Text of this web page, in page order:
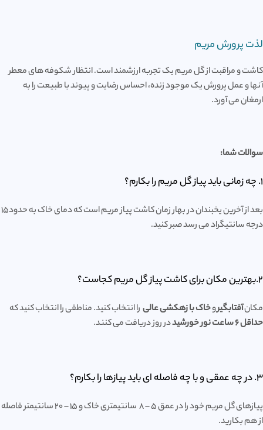
لذت پرورش مریم
کاشت و مراقبت از گل مریم یک تجربه ارزشمند است. انتظار شکوفه های معطر
آنها و عمل پرورش یک موجود زنده، احساس رضایت و پیوند با طبیعت را به
ارمغان می آورد.
سوالات شما:
1. چه زمانی باید پیاز گل مریم را بکارم؟
بعد از آخرین یخبندان در بهار زمان کاشت پیاز مریم است که دمای خاک به حدود15
درجه سانتیگراد می رسد صبر کنید.
2.بهترین مکان برای کاشت پیاز گل مریم کجاست؟
مکانآفتابگیروخاک با زهکشی عالی را انتخاب کنید. مناطقی را انتخاب کنید که
حداقل 6 ساعت نور خورشید
در روز دریافت می کنند.
3. در چه عمقی و با چه فاصله ای باید پیازها را بکارم؟
پیازهای گل مریم خود را در عمق 5 – 8 سانتیمتری خاک و 15 – 20 سانتیمتر فاصله
از هم بکارید.